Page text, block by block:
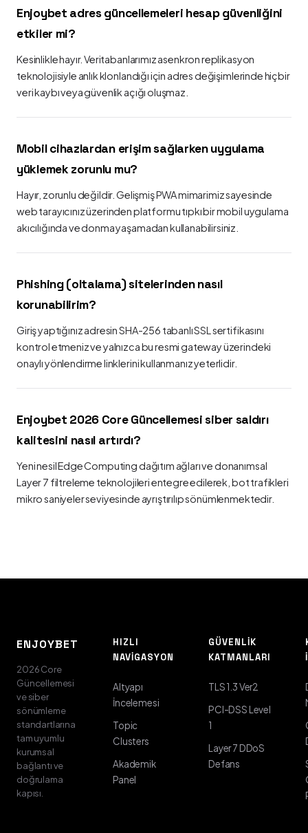
Enjoybet adres güncellemeleri hesap güvenliğini
etkiler mi?
Kesinlikle hayır. Veritabanlarımız asenkron replikasyon
teknolojisiyle anlık klonlandığı için adres değişimlerinde hiçbir
veri kaybı veya güvenlik açığı oluşmaz.
Mobil cihazlardan erişim sağlarken uygulama
yüklemek zorunlu mu?
Hayır, zorunlu değildir. Gelişmiş PWA mimarimiz sayesinde
web tarayıcınız üzerinden platformu tıpkı bir mobil uygulama
akıcılığında ve donma yaşamadan kullanabilirsiniz.
Phishing (oltalama) sitelerinden nasıl
korunabilirim?
Giriş yaptığınız adresin SHA-256 tabanlı SSL sertifikasını
kontrol etmeniz ve yalnızca bu resmi gateway üzerindeki
onaylı yönlendirme linklerini kullanmanız yeterlidir.
Enjoybet 2026 Core Güncellemesi siber saldırı
kalitesini nasıl artırdı?
Yeni nesil Edge Computing dağıtım ağları ve donanımsal
Layer 7 filtreleme teknolojileri entegre edilerek, bot trafikleri
mikro saniyeler seviyesinde ayrıştırılıp sönümlenmektedir.
ENJOYBET
2026 Core
Güncellemesi
ve siber
sönümleme
standartlarına
tam uyumlu
kurumsal
bağlantı ve
doğrulama
kapısı.
HIZLI
NAVIGASYON
Altyapı
İncelemesi
Topic
Clusters
Akademik
Panel
GÜVENLIK
KATMANLARI
TLS 1.3 Ver2
PCI-DSS Level
1
Layer 7 DDoS
Defans